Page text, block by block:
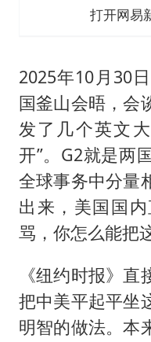
打开网易
2025年10月30
国釜山会晤，会
发了几个英文
开”。G2就是两
全球事务中分量
出来，美国国
骂，你怎么能把
《纽约时报》
把中美平起平坐
明智的做法。本